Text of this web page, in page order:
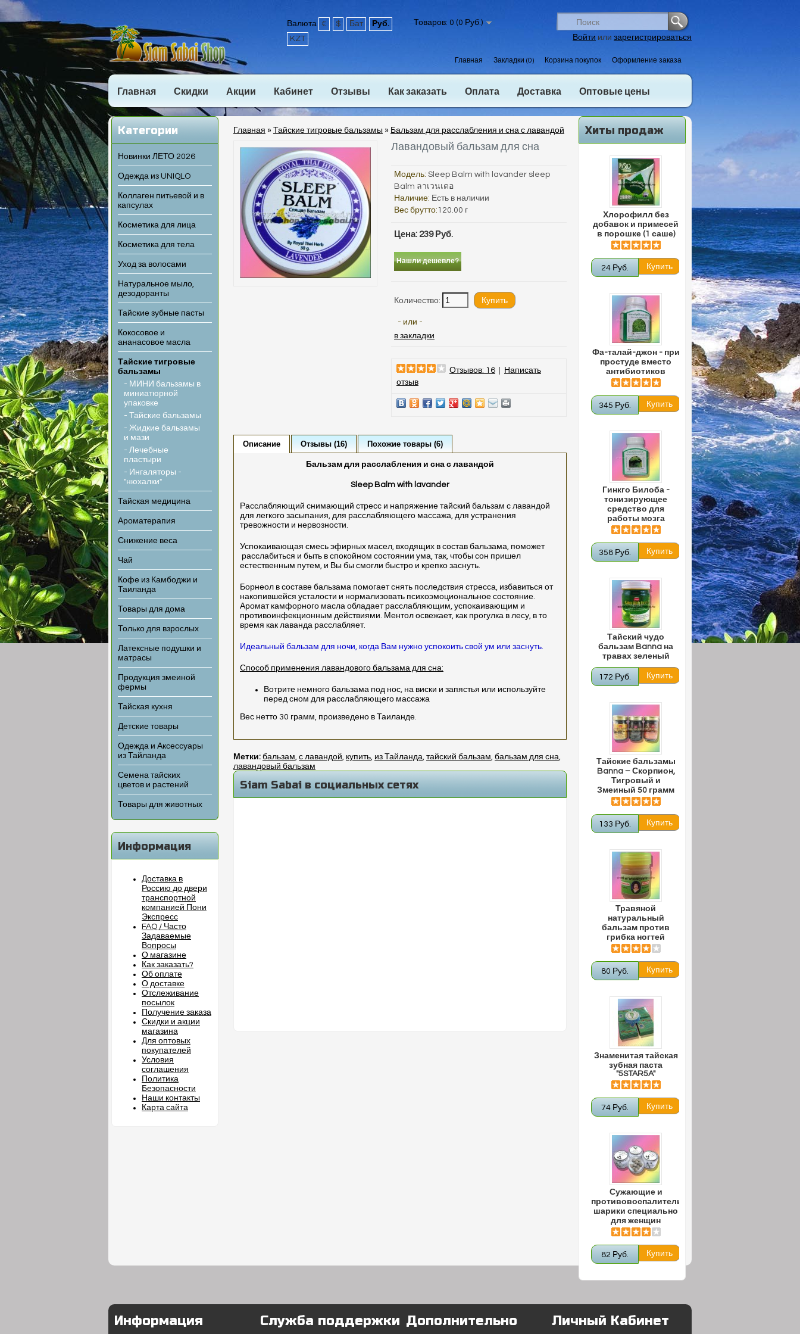
Валюта € $ Бат
Руб.
KZT
Товаров: 0 (0 Руб.)
Войти или зарегистрироваться
Главная Закладки (0) Корзина покупок Оформление заказа
Главная Скидки Акции Кабинет Отзывы Как заказать Оплата Доставка Оптовые цены
Категории
Новинки ЛЕТО 2026
Одежда из UNIQLO
Коллаген питьевой и в
капсулах
Косметика для лица
Косметика для тела
Уход за волосами
Натуральное мыло,
дезодоранты
Тайские зубные пасты
Кокосовое и
ананасовое масла
Тайские тигровые
бальзамы
- МИНИ бальзамы в
миниатюрной
упаковке
- Тайские бальзамы
- Жидкие бальзамы
и мази
- Лечебные
пластыри
- Ингаляторы -
"нюхалки"
Тайская медицина
Ароматерапия
Снижение веса
Чай
Кофе из Камбоджи и
Таиланда
Товары для дома
Только для взрослых
Латексные подушки и
матрасы
Продукция змеиной
фермы
Тайская кухня
Детские товары
Одежда и Аксессуары
из Тайланда
Семена тайских
цветов и растений
Товары для животных
Информация
Доставка в
Россию до двери
транспортной
компанией Пони
Экспресс
FAQ / Часто
Задаваемые
Вопросы
О магазине
Как заказать?
Об оплате
О доставке
Отслеживание
посылок
Получение заказа
Скидки и акции
магазина
Для оптовых
покупателей
Условия
соглашения
Политика
Безопасности
Наши контакты
Карта сайта
Хиты продаж
Хлорофилл без
добавок и примесей
в порошке (1 саше)
24 Руб.
Фа-талай-джон - при
простуде вместо
антибиотиков
345 Руб.
Гинкго Билоба -
тонизирующее
средство для
работы мозга
358 Руб.
Тайский чудо
бальзам Banna на
травах зеленый
172 Руб.
Тайские бальзамы
Banna – Скорпион,
Тигровый и
Змеиный 50 грамм
133 Руб.
Травяной
натуральный
бальзам против
грибка ногтей
80 Руб.
Знаменитая тайская
зубная паста
"5STAR5A"
74 Руб.
Сужающие и
противовоспалительные
шарики специально
для женщин
82 Руб.
Главная » Тайские тигровые бальзамы » Бальзам для расслабления и сна с лавандой
Лавандовый бальзам для сна
Модель: Sleep Balm with lavander sleep
Balm ลาเวนเดอ
Наличие: Есть в наличии
Вес брутто: 120.00 г
Цена: 239 Руб.
Нашли дешевле?
Количество:
- или -
в закладки
Отзывов: 16
Написать
отзыв
Описание Отзывы (16) Похожие товары (6)
Бальзам для расслабления и сна с лавандой
Sleep Balm with lavander
Расслабляющий снимающий стресс и напряжение тайский бальзам с лавандой
для легкого засыпания, для расслабляющего массажа, для устранения
тревожности и нервозности.
Успокаивающая смесь эфирных масел, входящих в состав бальзама, поможет
расслабиться и быть в спокойном состоянии ума, так, чтобы сон пришел
естественным путем, и Вы бы смогли быстро и крепко заснуть.
Борнеол в составе бальзама помогает снять последствия стресса, избавиться от
накопившейся усталости и нормализовать психоэмоциональное состояние.
Аромат камфорного масла обладает расслабляющим, успокаивающим и
противоинфекционным действиями. Ментол освежает, как прогулка в лесу, в то
время как лаванда расслабляет.
Идеальный бальзам для ночи, когда Вам нужно успокоить свой ум или заснуть.
Способ применения лавандового бальзама для сна:
Вотрите немного бальзама под нос, на виски и запястья или используйте
перед сном для расслабляющего массажа
Вес нетто 30 грамм, произведено в Таиланде.
Метки: бальзам, с лавандой, купить, из Тайланда, тайский бальзам, бальзам для сна,
лавандовый бальзам
Siam Sabai в социальных сетях
Информация Служба поддержки Дополнительно Личный Кабинет